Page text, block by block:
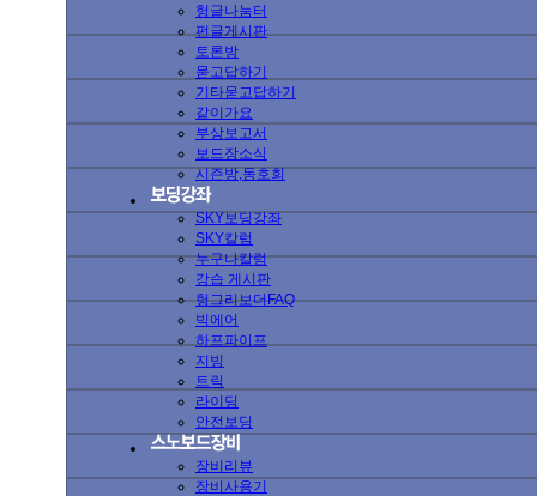
헝글나눔터
펀글게시판
토론방
묻고답하기
기타묻고답하기
같이가요
부상보고서
보드장소식
시즌방,동호회
SKY보딩강좌
SKY칼럼
누구나칼럼
강습 게시판
헝그리보더FAQ
빅에어
하프파이프
지빙
트릭
라이딩
안전보딩
장비리뷰
장비사용기